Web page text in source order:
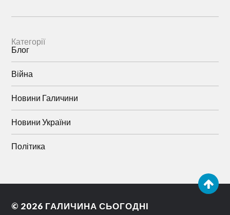
Категорії
Блог
Війна
Новини Галичини
Новини України
Політика
© 2026 ГАЛИЧИНА СЬОГОДНІ